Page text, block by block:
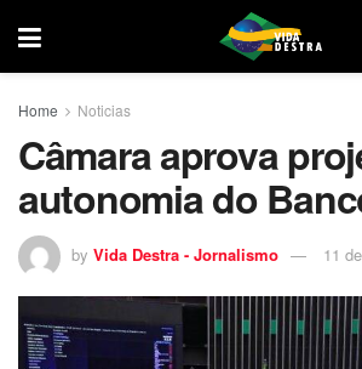
Home Noticias
Câmara aprova
autonomia do
by Vida Destra - Jornalismo 11